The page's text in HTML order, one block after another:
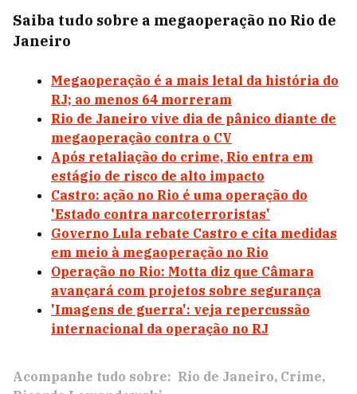
Saiba tudo sobre a megaoperação no Rio de
Janeiro
Megaoperação é a mais letal da história do
RJ; ao menos 64 morreram
Rio de Janeiro vive dia de pânico diante de
megaoperação contra o CV
Após retaliação do crime, Rio entra em
estágio de risco de alto impacto
Castro: ação no Rio é uma operação do
'Estado contra narcoterroristas'
Governo Lula rebate Castro e cita medidas
em meio à megaoperação no Rio
Operação no Rio: Motta diz que Câmara
avançará com projetos sobre segurança
'Imagens de guerra': veja repercussão
internacional da operação no RJ
Acompanhe tudo sobre: Rio de Janeiro Crime